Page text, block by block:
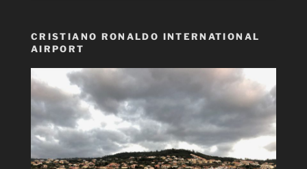
CRISTIANO RONALDO INTERNATIONAL
AIRPORT